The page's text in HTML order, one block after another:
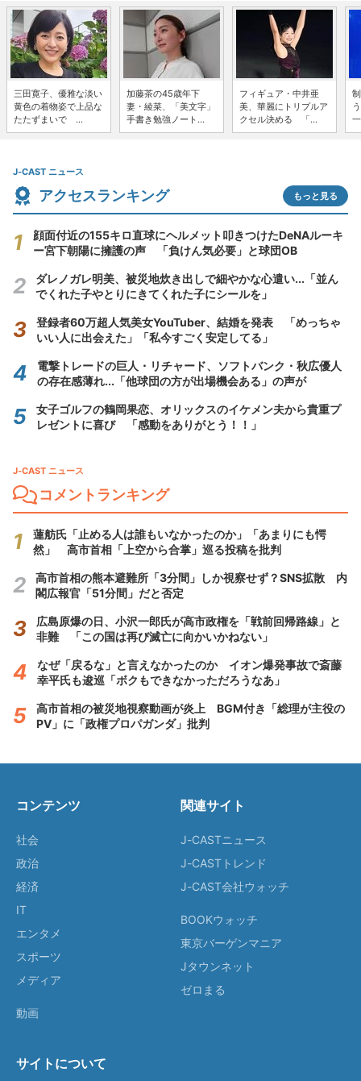
三田寛子、優雅な淡い
黄色の着物姿で上品な
たたずまいで ...
加藤茶の45歳年下
妻・綾菜、「美文字」
手書き勉強ノート...
フィギュア・中井亜
美、華麗にトリプルア
クセル決める 「...
J-CAST ニュース
アクセスランキング もっと見る
顔面付近の155キロ直球にヘルメット叩きつけたDeNAルーキ
ー宮下朝陽に擁護の声 「負けん気必要」と球団OB
ダレノガレ明美、被災地炊き出しで細やかな心遣い...「並ん
でくれた子やとりにきてくれた子にシールを」
登録者60万超人気美女YouTuber、結婚を発表 「めっちゃ
いい人に出会えた」「私今すごく安定してる」
電撃トレードの巨人・リチャード、ソフトバンク・秋広優人
の存在感薄れ...「他球団の方が出場機会ある」の声が
女子ゴルフの鶴岡果恋、オリックスのイケメン夫から貴重プ
レゼントに喜び 「感動をありがとう！！」
J-CAST ニュース
コメントランキング
蓮舫氏「止める人は誰もいなかったのか」「あまりにも愕
然」 高市首相「上空から合掌」巡る投稿を批判
高市首相の熊本避難所「3分間」しか視察せず？SNS拡散 内
閣広報官「51分間」だと否定
広島原爆の日、小沢一郎氏が高市政権を「戦前回帰路線」と
非難 「この国は再び滅亡に向かいかねない」
なぜ「戻るな」と言えなかったのか イオン爆発事故で斎藤
幸平氏も逡巡「ボクもできなかっただろうなあ」
高市首相の被災地視察動画が炎上 BGM付き「総理が主役の
PV」に「政権プロパガンダ」批判
コンテンツ
社会
政治
経済
IT
エンタメ
スポーツ
メディア
動画
関連サイト
J-CASTニュース
J-CASTトレンド
J-CAST会社ウォッチ
BOOKウォッチ
東京バーゲンマニア
Jタウンネット
ゼロまる
サイトについて